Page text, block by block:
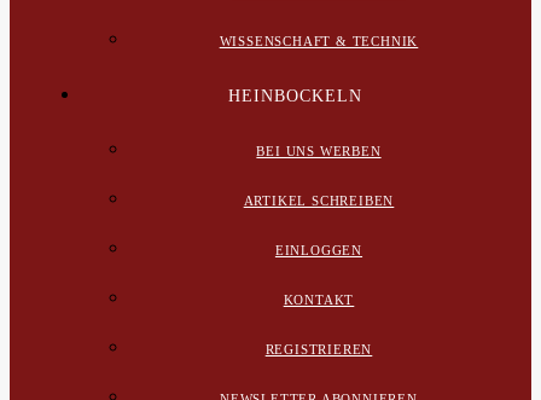
WISSENSCHAFT & TECHNIK
HEINBOCKELN
BEI UNS WERBEN
ARTIKEL SCHREIBEN
EINLOGGEN
KONTAKT
REGISTRIEREN